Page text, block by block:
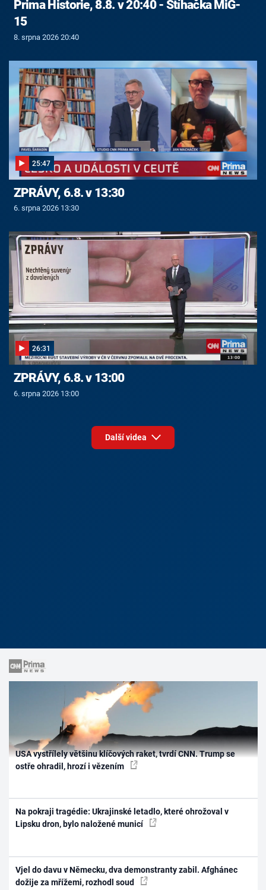
Prima Historie, 8.8. v 20:40 - Stíhačka MiG-
15
8. srpna 2026 20:40
25:47
ZPRÁVY, 6.8. v 13:30
6. srpna 2026 13:30
26:31
ZPRÁVY, 6.8. v 13:00
6. srpna 2026 13:00
Další videa
USA vystřílely většinu klíčových raket, tvrdí CNN. Trump se
ostře ohradil, hrozí i vězením
Na pokraji tragédie: Ukrajinské letadlo, které ohrožoval v
Lipsku dron, bylo naložené municí
Vjel do davu v Německu, dva demonstranty zabil. Afghánec
dožije za mřížemi, rozhodl soud